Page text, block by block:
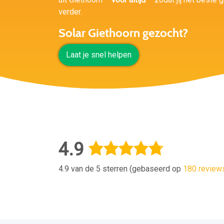
verder.
Solar Giethoorn gezocht?
Laat je snel helpen
4.9
4.9 van de 5 sterren (gebaseerd op 180